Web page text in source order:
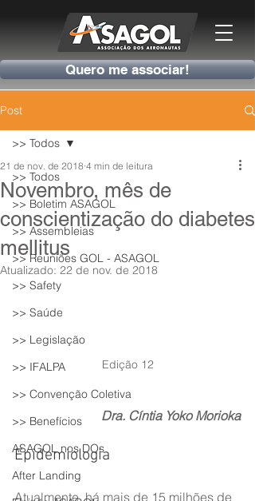
Quero me associar!
Post
>> Todos
>> Boletim ASAGOL
>> Assembleias
>> Reuniões GOL - ASAGOL
>> Safety
>> Saúde
>> Legislação
>> IFALPA
>> Convenção Coletiva
>> Benefícios
ASAGOL nos DOs
After Landing
>> Todos
Novembro, mês de
conscientização do diabetes
mellitus
21 de nov. de 2018 4 min de leitura
Atualizado: 22 de nov. de 2018
Edição 12
Dra. Cíntia Yoko Morioka
Epidemiologia
Atualmente, há mais de 15 milhões de